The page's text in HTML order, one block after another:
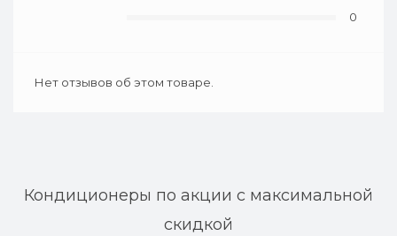
0
Нет отзывов об этом товаре.
Кондиционеры по акции с максимальной
скидкой